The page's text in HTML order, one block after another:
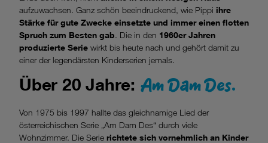
aufzuwachsen. Ganz schön beeindruckend, wie Pippi ihre
Stärke für gute Zwecke einsetzte und immer einen flotten
Spruch zum Besten gab. Die in den 1960er Jahren
produzierte Serie wirkt bis heute nach und gehört damit zu
einer der legendärsten Kinderserien jemals.
Über 20 Jahre: Am Dam Des.
Von 1975 bis 1997 hallte das gleichnamige Lied der
österreichischen Serie „Am Dam Des“ durch viele
Wohnzimmer. Die Serie richtete sich vornehmlich an Kinder